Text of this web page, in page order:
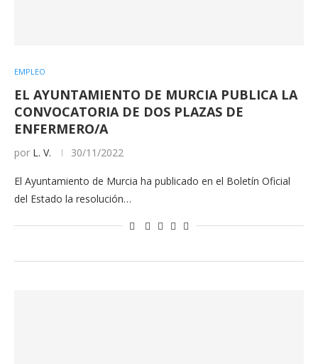
EMPLEO
EL AYUNTAMIENTO DE MURCIA PUBLICA LA
CONVOCATORIA DE DOS PLAZAS DE
ENFERMERO/A
por L. V. 30/11/2022
El Ayuntamiento de Murcia ha publicado en el Boletín Oficial
del Estado la resolución…